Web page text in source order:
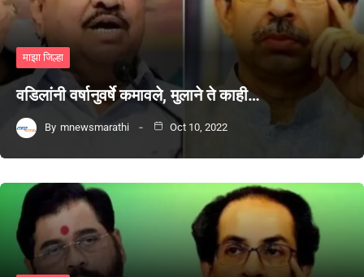
माझा जिल्हा
वडिलांनी वर्षानुवर्षे कमावले, मुलाने ते काही…
By mnewsmarathi Oct 10, 2022